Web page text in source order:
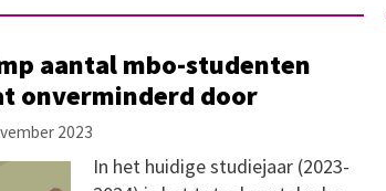
aantal mbo-studenten
onverminderd door
2023
In het huidige studiejaar (2023-